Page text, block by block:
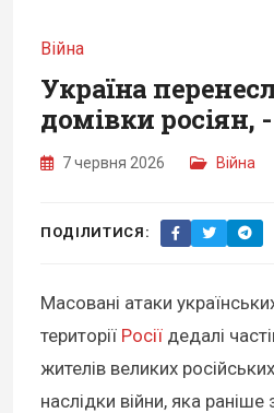
Війна
Україна
домівки росіян,
7 червня 2026 Війна
ПОДІЛИТИСЯ:
Масовані атаки
території Росії дедалі
жителів великих
наслідки війни, яка